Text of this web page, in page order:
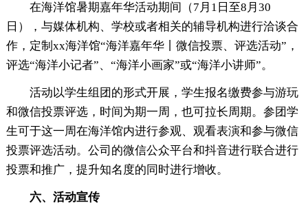
在海洋馆暑期嘉年华活动期间（7月1日至8月30
日），与媒体机构、学校或者相关的辅导机构进行洽谈合
作，定制xx海洋馆“海洋嘉年华丨微信投票、评选活动”，
评选“海洋小记者”、“海洋小画家”或“海洋小讲师”。
活动以学生组团的形式开展，学生报名缴费参与游玩
和微信投票评选，时间为期一周，也可拉长周期。参团学
生可于这一周在海洋馆内进行参观、观看表演和参与微信
投票评选活动。公司的微信公众平台和抖音进行联合进行
投票和推广，提升知名度的同时进行增收。
六、活动宣传